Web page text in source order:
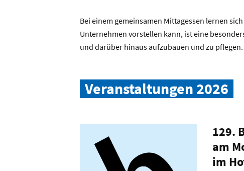
Bei einem gemeinsamen Mittagessen lernen
Unternehmen vorstellen kann, ist eine
und darüber hinaus aufzubauen und zu pflegen.
Veranstaltungen 2026
129.
am
im